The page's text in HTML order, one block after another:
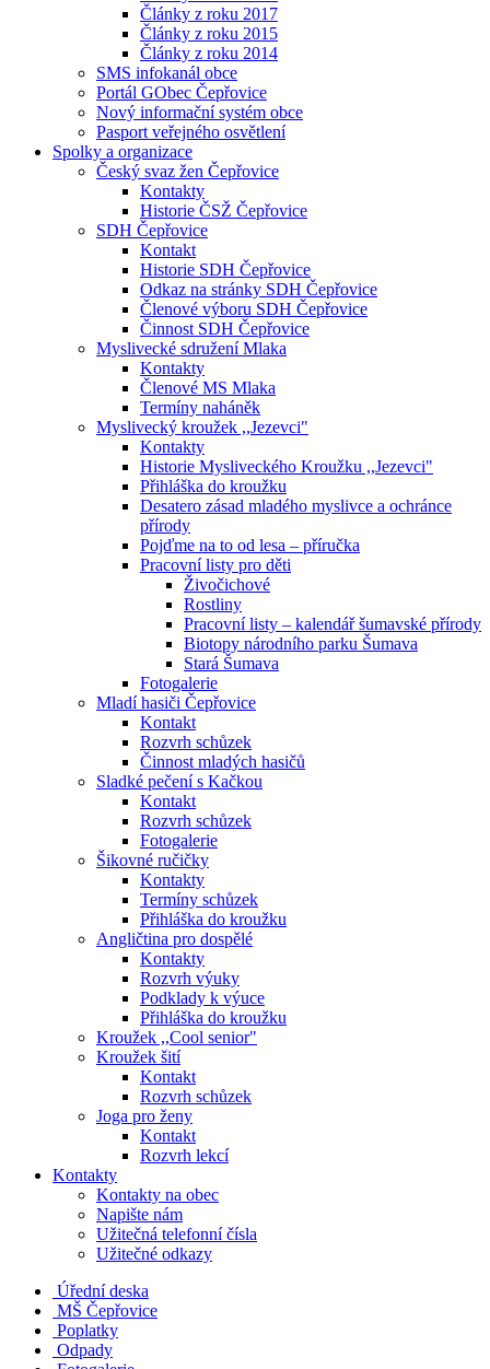
Články z roku 2017
Články z roku 2015
Články z roku 2014
SMS infokanál obce
Portál GObec Čepřovice
Nový informační systém obce
Pasport veřejného osvětlení
Spolky a organizace
Český svaz žen Čepřovice
Kontakty
Historie ČSŽ Čepřovice
SDH Čepřovice
Kontakt
Historie SDH Čepřovice
Odkaz na stránky SDH Čepřovice
Členové výboru SDH Čepřovice
Činnost SDH Čepřovice
Myslivecké sdružení Mlaka
Kontakty
Členové MS Mlaka
Termíny naháněk
Myslivecký kroužek ,,Jezevci"
Kontakty
Historie Mysliveckého Kroužku ,,Jezevci"
Přihláška do kroužku
Desatero zásad mladého myslivce a ochránce
přírody
Pojďme na to od lesa – příručka
Pracovní listy pro děti
Živočichové
Rostliny
Pracovní listy – kalendář šumavské přírody
Biotopy národního parku Šumava
Stará Šumava
Fotogalerie
Mladí hasiči Čepřovice
Kontakt
Rozvrh schůzek
Činnost mladých hasičů
Sladké pečení s Kačkou
Kontakt
Rozvrh schůzek
Fotogalerie
Šikovné ručičky
Kontakty
Termíny schůzek
Přihláška do kroužku
Angličtina pro dospělé
Kontakty
Rozvrh výuky
Podklady k výuce
Přihláška do kroužku
Kroužek ,,Cool senior"
Kroužek šití
Kontakt
Rozvrh schůzek
Joga pro ženy
Kontakt
Rozvrh lekcí
Kontakty
Kontakty na obec
Napište nám
Užitečná telefonní čísla
Užitečné odkazy
Úřední deska
MŠ Čepřovice
Poplatky
Odpady